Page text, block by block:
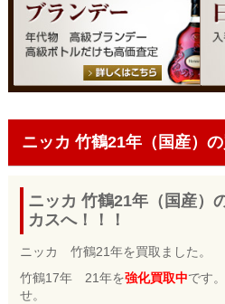
ニッカ 竹鶴21年（国産）
ニッカ 竹鶴21年（国産）
カスへ！！！
ニッカ 竹鶴21年を買取ました。
竹鶴17年 21年を強化買取中です
せ。